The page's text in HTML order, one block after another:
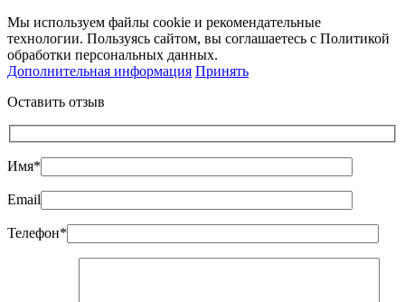
Мы используем файлы cookie и рекомендательные
технологии. Пользуясь сайтом, вы соглашаетесь с Политикой
обработки персональных данных.
Дополнительная информация Принять
Оставить отзыв
Имя*
Email
Телефон*